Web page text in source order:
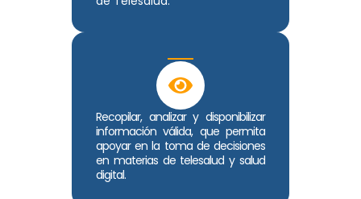
Recopilar, analizar y disponibilizar
información válida, que permita
apoyar en la toma de decisiones
en materias de telesalud y salud
digital.